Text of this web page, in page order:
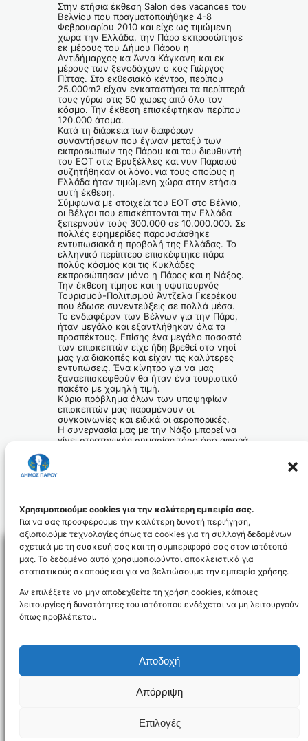
Χρησιμοποιούμε cookies για την καλύτερη εμπειρία σας.
Για να σας προσφέρουμε την καλύτερη δυνατή περιήγηση,
αξιοποιούμε τεχνολογίες όπως τα cookies για τη συλλογή δεδομένων
σχετικά με τη συσκευή σας και τη συμπεριφορά σας στον ιστότοπό
μας. Τα δεδομένα αυτά χρησιμοποιούνται αποκλειστικά για
στατιστικούς σκοπούς και για να βελτιώσουμε την εμπειρία χρήσης.
Αν επιλέξετε να μην αποδεχθείτε τη χρήση cookies, κάποιες
λειτουργίες ή δυνατότητες του ιστότοπου ενδέχεται να μη λειτουργούν
όπως προβλέπεται.
Αποδοχή
Απόρριψη
Επιλογές
Στην ετήσια έκθεση Salon des vacances του
Βελγίου που πραγματοποιήθηκε 4-8
Φεβρουαρίου 2010 και είχε ως τιμώμενη
χώρα την Ελλάδα, την Πάρο εκπροσώπησε
εκ μέρους του Δήμου Πάρου η
Αντιδήμαρχος κα Άννα Κάγκανη και εκ
μέρους των ξενοδόχων ο κος Γιώργος
Πίττας. Στο εκθεσιακό κέντρο, περίπου
25.000m2 είχαν εγκαταστήσει τα περίπτερά
τους γύρω στις 50 χώρες από όλο τον
κόσμο. Την έκθεση επισκέφτηκαν περίπου
120.000 άτομα.
Κατά τη διάρκεια των διαφόρων
συναντήσεων που έγιναν μεταξύ των
εκπροσώπων της Πάρου και του διευθυντή
του ΕΟΤ στις Βρυξέλλες και νυν Παρισιού
συζητήθηκαν οι λόγοι για τους οποίους η
Ελλάδα ήταν τιμώμενη χώρα στην ετήσια
αυτή έκθεση.
Σύμφωνα με στοιχεία του ΕΟΤ στο Βέλγιο,
οι Βέλγοι που επισκέπτονται την Ελλάδα
ξεπερνούν τούς 300.000 σε 10.000.000. Σε
πολλές εφημερίδες παρουσιάσθηκε
εντυπωσιακά η προβολή της Ελλάδας. Το
ελληνικό περίπτερο επισκέφτηκε πάρα
πολύς κόσμος και τις Κυκλάδες
εκπροσώπησαν μόνο η Πάρος και η Νάξος.
Την έκθεση τίμησε και η υφυπουργός
Τουρισμού-Πολιτισμού Άντζελα Γκερέκου
που έδωσε συνεντεύξεις σε πολλά μέσα.
Το ενδιαφέρον των Βέλγων για την Πάρο,
ήταν μεγάλο και εξαντλήθηκαν όλα τα
προσπέκτους. Επίσης ένα μεγάλο ποσοστό
των επισκεπτών είχε ήδη βρεθεί στο νησί
μας για διακοπές και είχαν τις καλύτερες
εντυπώσεις. Ένα κίνητρο για να μας
ξαναεπισκεφθούν θα ήταν ένα τουριστικό
πακέτο με χαμηλή τιμή.
Κύριο πρόβλημα όλων των υποψηφίων
επισκεπτών μας παραμένουν οι
συγκοινωνίες και ειδικά οι αεροπορικές.
Η συνεργασία μας με την Νάξο μπορεί να
γίνει στρατηγικής σημασίας τόσο όσο αφορά
NEWSLETTER
Δήλωση Προσβασιμότητας
Δήμος Πάρου